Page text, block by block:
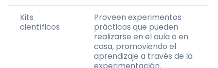
Kits
científicos
Proveen experimentos
prácticos que pueden
realizarse en el aula o en
casa, promoviendo el
aprendizaje a través de la